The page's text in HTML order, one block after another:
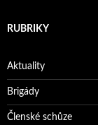
RUBRIKY
Aktuality
Brigády
Členské schůze